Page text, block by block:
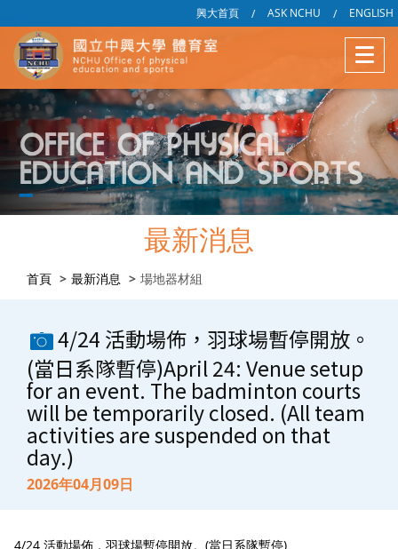
興大首頁 / ASK NCHU / ENGLISH
最新消息
首頁 最新消息 場地器材組
4/24 活動場佈，羽球場暫停開放。
(當日系隊暫停)April 24: Venue setup
for an event. The badminton courts
will be temporarily closed. (All team
activities are suspended on that
day.)
2026年04月09日
4/24 活動場佈，羽球場暫停開放。(當日系隊暫停)